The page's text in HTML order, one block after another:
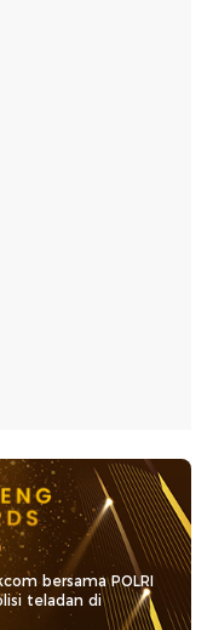
bersama POLRI
teladan di